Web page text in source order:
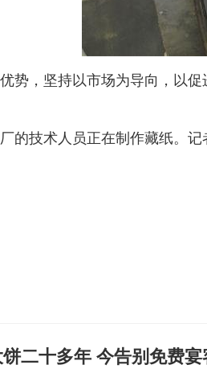
，坚持以市场为导向，以促
的技术人员正在制作藏纸。
二十多年 今告别免费宴